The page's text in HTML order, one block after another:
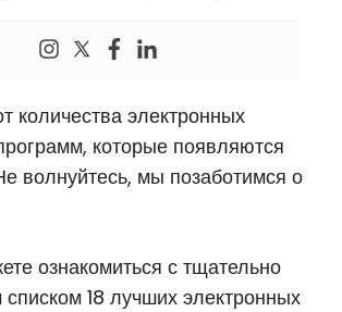
количества электронных
которые появляются
волнуйтесь, мы позаботимся о
ознакомиться с тщательно
18 лучших электронных